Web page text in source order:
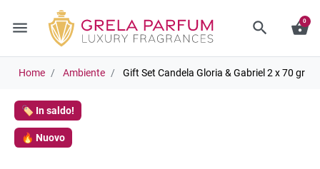
menu search shopping_basket
0
Home Ambiente Gift Set Candela Gloria & Gabriel 2 x 70 gr
🏷️ In saldo!
🔥 Nuovo